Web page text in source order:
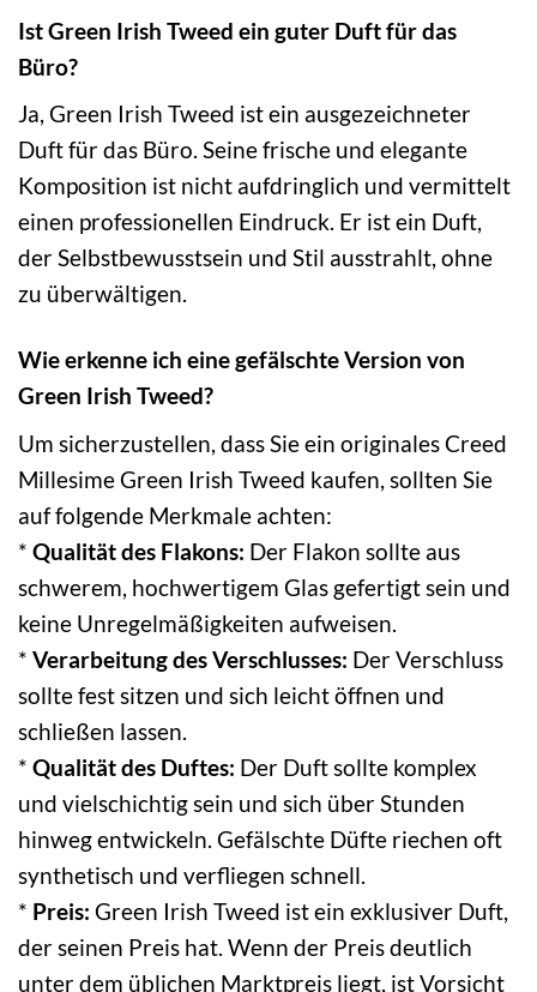
Ist Green Irish Tweed ein guter Duft für das
Büro?
Ja, Green Irish Tweed ist ein ausgezeichneter
Duft für das Büro. Seine frische und elegante
Komposition ist nicht aufdringlich und vermittelt
einen professionellen Eindruck. Er ist ein Duft,
der Selbstbewusstsein und Stil ausstrahlt, ohne
zu überwältigen.
Wie erkenne ich eine gefälschte Version von
Green Irish Tweed?
Um sicherzustellen, dass Sie ein originales Creed
Millesime Green Irish Tweed kaufen, sollten Sie
auf folgende Merkmale achten:
* Qualität des Flakons: Der Flakon sollte aus
schwerem, hochwertigem Glas gefertigt sein und
keine Unregelmäßigkeiten aufweisen.
* Verarbeitung des Verschlusses: Der Verschluss
sollte fest sitzen und sich leicht öffnen und
schließen lassen.
* Qualität des Duftes: Der Duft sollte komplex
und vielschichtig sein und sich über Stunden
hinweg entwickeln. Gefälschte Düfte riechen oft
synthetisch und verfliegen schnell.
* Preis: Green Irish Tweed ist ein exklusiver Duft,
der seinen Preis hat. Wenn der Preis deutlich
unter dem üblichen Marktpreis liegt, ist Vorsicht